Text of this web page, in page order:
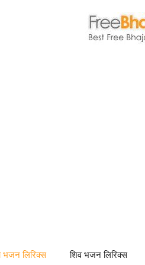
भजन लिरिक्स शिव भजन लिरिक्स